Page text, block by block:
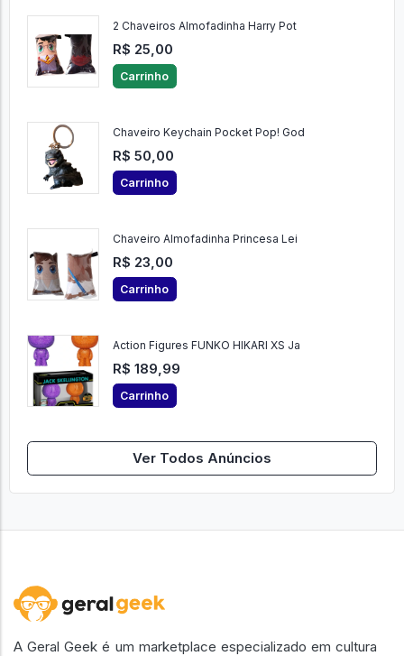
2 Chaveiros Almofadinha Harry Pot
R$ 25,00
Carrinho
Chaveiro Keychain Pocket Pop! God
R$ 50,00
Carrinho
Chaveiro Almofadinha Princesa Lei
R$ 23,00
Carrinho
Action Figures FUNKO HIKARI XS Ja
R$ 189,99
Carrinho
Ver Todos Anúncios
A Geral Geek é um marketplace especializado em cultura